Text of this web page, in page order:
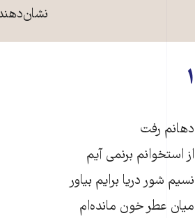
۱
دهانم رفت
از استخوانم برنمی آیم
نسیم شور دریا برایم بیاور
میان عطر خون مانده‌ام